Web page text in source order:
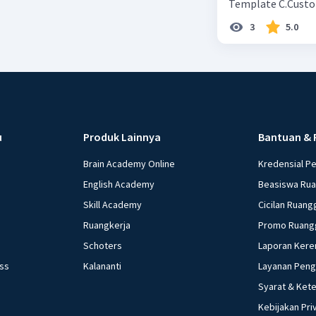
3 5.0
Produk Lainnya
Brain Academy Online
English Academy
Skill Academy
Ruangkerja
Schoters
Kalananti
Bantuan &
Kredensial
Beasiswa
Cicilan
Promo
Laporan
Layanan
Syarat &
Kebijakan